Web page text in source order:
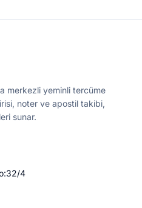
merkezli yeminli tercüme
noter ve apostil takibi,
sunar.
4